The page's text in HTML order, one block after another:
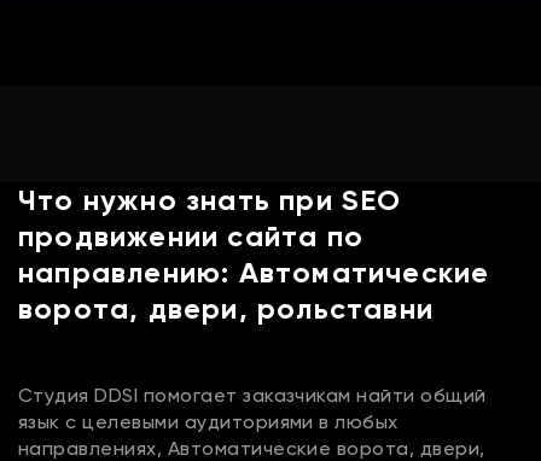
Что нужно знать при SEO
продвижении сайта по
направлению: Автоматические
ворота, двери, рольставни
Студия DDSI помогает заказчикам найти общий
язык с целевыми аудиториями в любых
направлениях, Автоматические ворота, двери,